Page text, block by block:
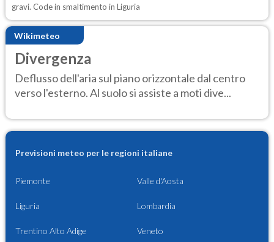
gravi. Code in smaltimento in Liguria
Wikimeteo
Divergenza
Deflusso dell'aria sul piano orizzontale dal centro
verso l'esterno. Al suolo si assiste a moti dive...
Previsioni meteo per le regioni italiane
Piemonte Valle d'Aosta
Liguria Lombardia
Trentino Alto Adige Veneto